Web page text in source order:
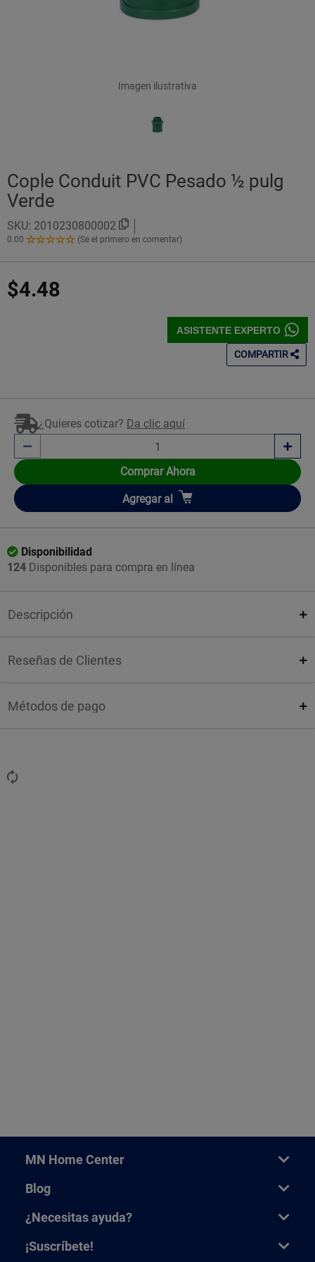
Imagen ilustrativa
Cople Conduit PVC Pesado ½ pulg
Verde
SKU: 2010230800002
0.00
0.00
Estrellas!
(Se el primero en comentar)
$4.48
ASISTENTE EXPERTO
COMPARTIR
¿Quieres cotizar? Da clic aquí
Comprar Ahora
Añadir
Agregar al
Disponibilidad
124 Disponibles para compra en línea
Descripción
Reseñas de Clientes
Métodos de pago
MN Home Center
Blog
¿Necesitas ayuda?
¡Suscríbete!